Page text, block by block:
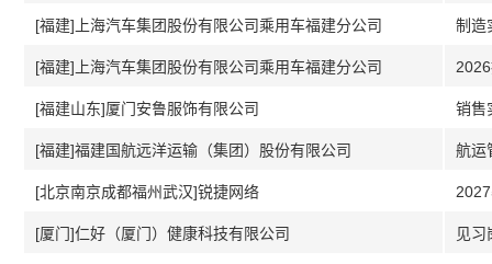
[福建]上海汽车集团股份有限公司乘用车福建分公司 制造
[福建]上海汽车集团股份有限公司乘用车福建分公司
[福建山东]厦门安鲁服饰有限公司 销售
[福建]福建国航远洋运输（集团）股份有限公司 航运
[北京南京成都福州武汉]锐捷网络
[厦门]仁好（厦门）健康科技有限公司 见习